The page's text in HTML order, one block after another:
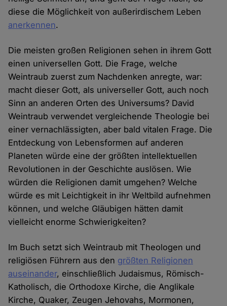
diese die Möglichkeit von außerirdischem Leben
anerkennen.
Die meisten großen Religionen sehen in ihrem Gott
einen universellen Gott. Die Frage, welche
Weintraub zuerst zum Nachdenken anregte, war:
macht dieser Gott, als universeller Gott, auch noch
Sinn an anderen Orten des Universums? David
Weintraub verwendet vergleichende Theologie bei
einer vernachlässigten, aber bald vitalen Frage. Die
Entdeckung von Lebensformen auf anderen
Planeten würde eine der größten intellektuellen
Revolutionen in der Geschichte auslösen. Wie
würden die Religionen damit umgehen? Welche
würde es mit Leichtigkeit in ihr Weltbild aufnehmen
können, und welche Gläubigen hätten damit
vielleicht enorme Schwierigkeiten?
Im Buch setzt sich Weintraub mit Theologen und
religiösen Führern aus den größten Religionen
auseinander, einschließlich Judaismus, Römisch-
Katholisch, die Orthodoxe Kirche, die Anglikale
Kirche, Quaker, Zeugen Jehovahs, Mormonen,